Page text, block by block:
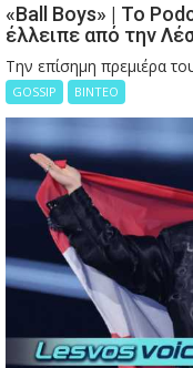
«Ball Boys» | Το
έλλειπε από την
Την επίσημη πρεμιέρα
GOSSIP ΒΙΝΤΕΟ